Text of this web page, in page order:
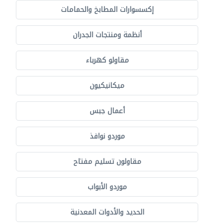
إكسسوارات المطابخ والحمامات
أنظمة ومنتجات الجدران
مقاولو كهرباء
ميكانيكيون
أعمال جبس
موردو نوافذ
مقاولون تسليم مفتاح
موردو الأبواب
الحديد والأدوات المعدنية